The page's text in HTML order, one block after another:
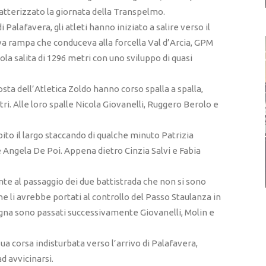
la giornata della Transpelmo.
Palafavera, gli atleti hanno iniziato a salire verso il
che conduceva alla forcella Val d’Arcia, GPM
salita di 1296 metri con uno sviluppo di quasi
dell’Atletica Zoldo hanno corso spalla a spalla,
Alle loro spalle Nicola Giovanelli, Ruggero Berolo e
il largo staccando di qualche minuto Patrizia
De Poi. Appena dietro Cinzia Salvi e Fabia
al passaggio dei due battistrada che non si sono
li avrebbe portati al controllo del Passo Staulanza in
sono passati successivamente Giovanelli, Molin e
corsa indisturbata verso l’arrivo di Palafavera,
avvicinarsi.